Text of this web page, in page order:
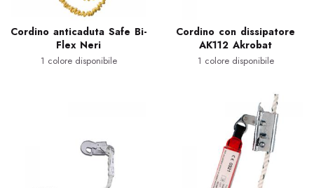
Cordino anticaduta Safe Bi-
Flex Neri
1 colore disponibile
Cordino con dissipatore
AK112 Akrobat
1 colore disponibile